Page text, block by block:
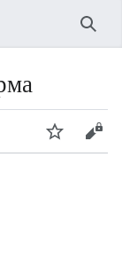
Следить